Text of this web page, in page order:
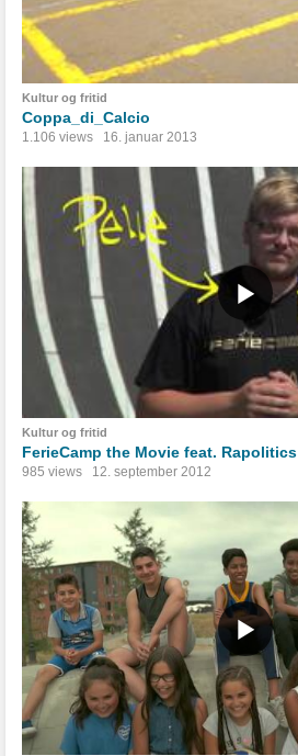
Kultur og fritid
Coppa_di_Calcio
1.106 views 16. januar 2013
Kultur og fritid
FerieCamp the Movie feat. Rapolitics
985 views 12. september 2012